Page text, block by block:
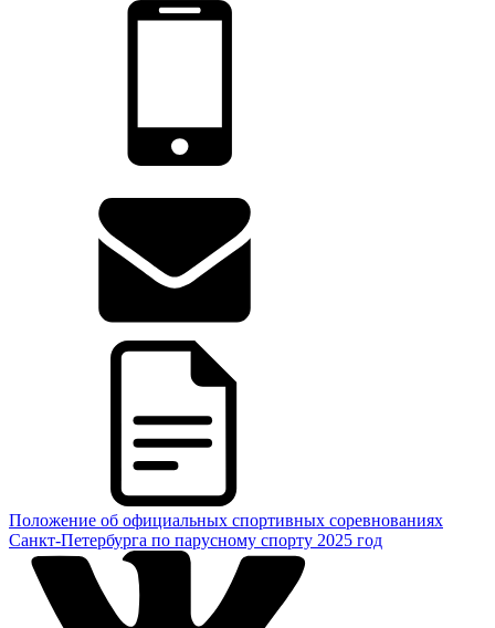
Положение об официальных спортивных соревнованиях
Санкт-Петербурга по парусному спорту 2025 год